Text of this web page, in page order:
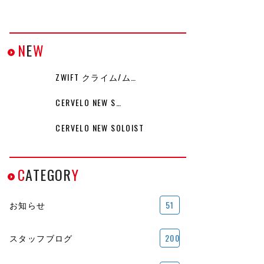
NEW
ZWIFT クライム/ム…
CERVELO NEW S…
CERVELO NEW SOLOIST
CATEGORY
お知らせ 51
スタッフブログ 200